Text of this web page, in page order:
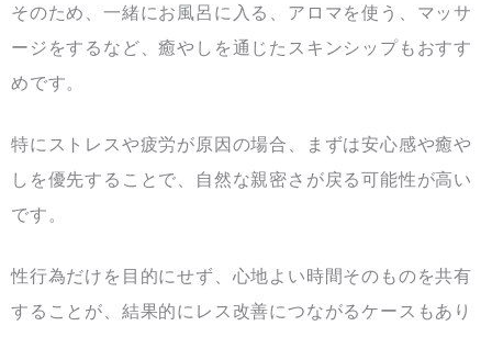
そのため、一緒にお風呂に入る、アロマを使う、マッサ
ージをするなど、癒やしを通じたスキンシップもおすす
めです。
特にストレスや疲労が原因の場合、まずは安心感や癒や
しを優先することで、自然な親密さが戻る可能性が高い
です。
性行為だけを目的にせず、心地よい時間そのものを共有
することが、結果的にレス改善につながるケースもあり